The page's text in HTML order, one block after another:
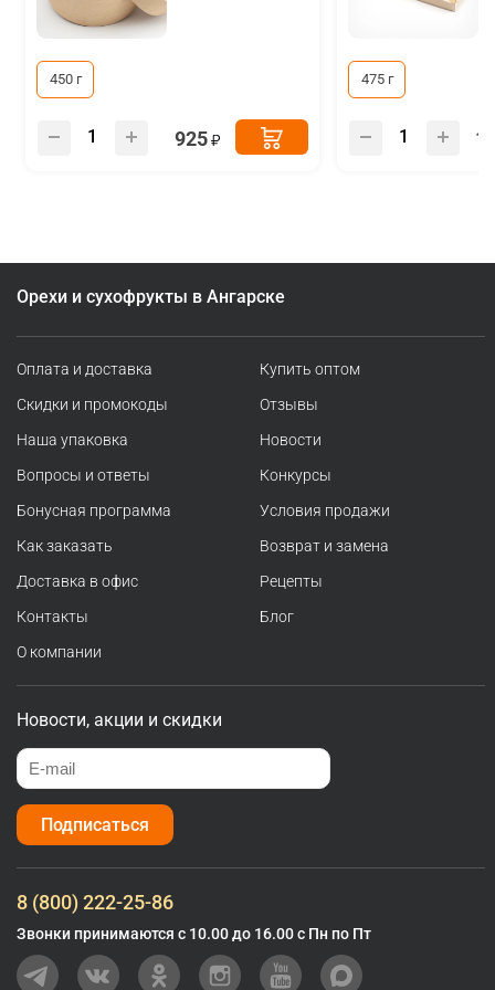
450 г
925
475 г
Орехи и сухофрукты в Ангарске
Оплата и доставка
Скидки и промокоды
Наша упаковка
Вопросы и ответы
Бонусная программа
Как заказать
Доставка в офис
Контакты
О компании
Купить оптом
Отзывы
Новости
Конкурсы
Условия продажи
Возврат и замена
Рецепты
Блог
Новости, акции и скидки
Подписаться
8 (800) 222-25-86
Звонки принимаются с 10.00 до 16.00 с Пн по Пт